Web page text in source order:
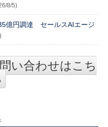
8/5)
億円調達 セールスAIエージ
い合わせはこち